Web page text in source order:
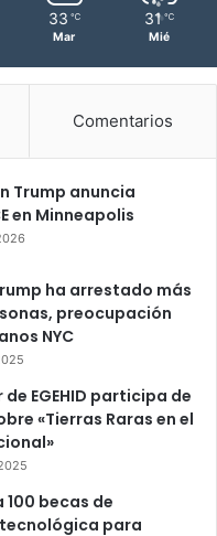
33 ℃
Mar
31 ℃
Mié
Comentarios
Trump anuncia
en Minneapolis
ha arrestado más
preocupación
NYC
EGEHID participa de
«Tierras Raras en el
becas de
para